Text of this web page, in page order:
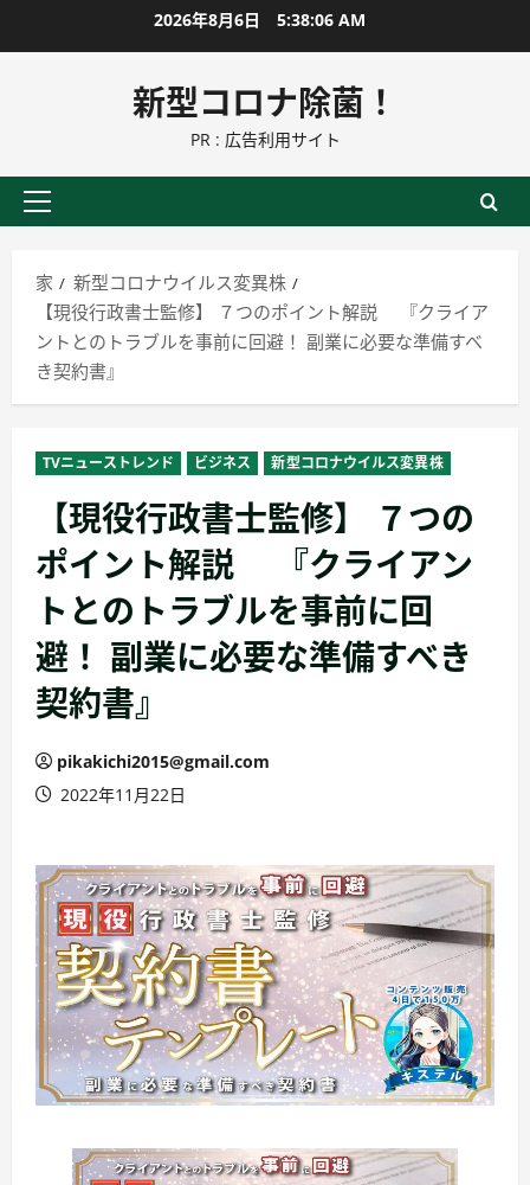
ン
に
2026年8月6日 5:38:07 AM
新型コロナ除菌！
PR : 広告利用サイト
プ
イ
マ
リ
ー
ュ
ー
家
新型コロナウイルス変異株
【現役行政書士監修】 ７つのポイント解説 『クライア
ントとのトラブルを事前に回避！ 副業に必要な準備すべ
き契約書』
TVニューストレンド ビジネス 新型コロナウイルス変異株
【現役行政書士監修】 ７つの
ポイント解説 『クライアン
トとのトラブルを事前に回
避！ 副業に必要な準備すべき
契約書』
pikakichi2015@gmail.com
2022年11月22日